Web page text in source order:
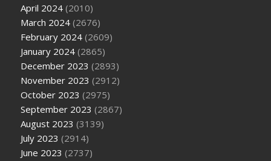
April 2024 (2010)
March 2024 (2676)
February 2024 (2609)
January 2024 (2865)
December 2023 (2893)
November 2023 (2912)
October 2023 (2975)
September 2023 (2867)
August 2023 (3139)
July 2023 (2914)
June 2023 (2737)